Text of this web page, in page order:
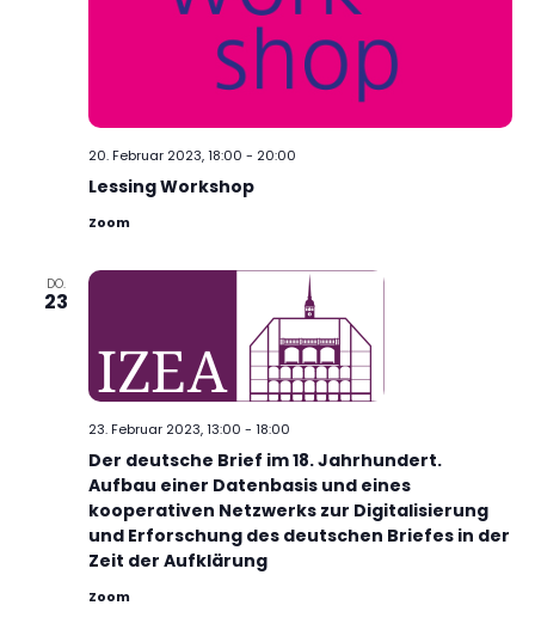
Lessing Workshop
20. Februar 2023, 18:00 - 20:00
Zoom
DO.
23
Der deutsche Brief im 18. Jahrhundert.
Aufbau einer Datenbasis und eines
kooperativen Netzwerks zur Digitalisierung
und Erforschung des deutschen Briefes in der
Zeit der Aufklärung
23. Februar 2023, 13:00 - 18:00
Zoom